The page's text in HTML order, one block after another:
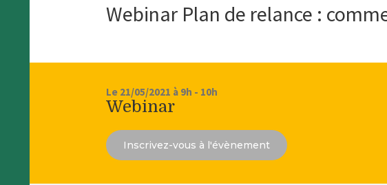
Webinar Plan de relance :
Le 21/05/2021 à 9h - 10h
Webinar
Inscrivez-vous à l'évènement